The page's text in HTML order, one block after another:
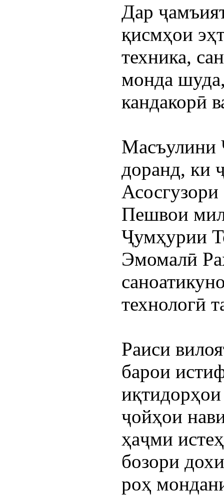
Дар
қисмҳои
техника,
монда
кандакорӣ
Масъулини​
доранд, ки
Пешвои
Ҷумҳурии
Эмомалӣ
технологӣ
Раиси
барои
ҷойҳои
ҳаҷми
бозори
роҳ